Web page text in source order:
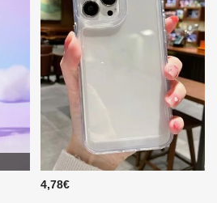
4,78€